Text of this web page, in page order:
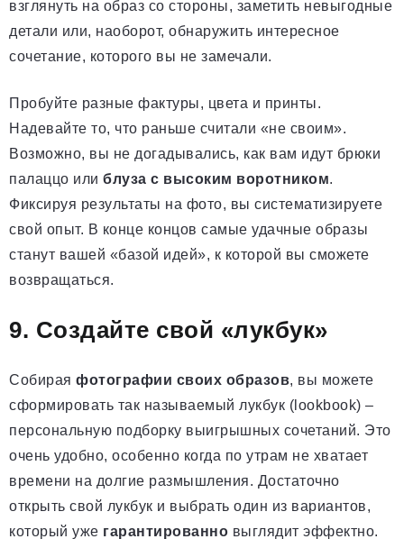
взглянуть на образ со стороны, заметить невыгодные
детали или, наоборот, обнаружить интересное
сочетание, которого вы не замечали.
Пробуйте разные фактуры, цвета и принты.
Надевайте то, что раньше считали «не своим».
Возможно, вы не догадывались, как вам идут брюки
палаццо или блуза с высоким воротником.
Фиксируя результаты на фото, вы систематизируете
свой опыт. В конце концов самые удачные образы
станут вашей «базой идей», к которой вы сможете
возвращаться.
9. Создайте свой «лукбук»
Собирая фотографии своих образов, вы можете
сформировать так называемый лукбук (lookbook) –
персональную подборку выигрышных сочетаний. Это
очень удобно, особенно когда по утрам не хватает
времени на долгие размышления. Достаточно
открыть свой лукбук и выбрать один из вариантов,
который уже гарантированно выглядит эффектно.